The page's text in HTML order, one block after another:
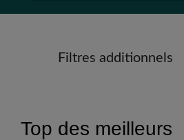
Filtres additionnels
Top des meilleurs